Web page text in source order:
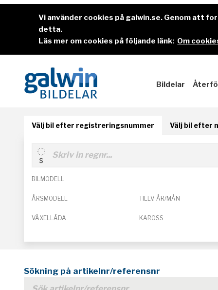
Vi använder cookies på galwin.se. Genom att
detta.
Läs mer om cookies på följande länk: Om
Bildelar
Välj bil efter registreringsnummer Välj bil efter
BILMODELL
ÅRSMODELL TILLV. ÅR/MÅN
VÄXELLÅDA KAROSS
Sökning på artikelnr/referensnr